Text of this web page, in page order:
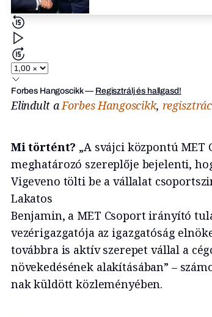
Forbes Hangoscikk— Regisztrálj és hallgasd!
Elindult a Forbes Hangoscikk,
Mi történt? „A svájci központú
meghatározó szereplője bejelenti,
Vigeveno tölti be a vállalat
Lakatos
Benjamin, a MET Csoport irányító
vezérigazgatója az igazgatóság
továbbra is aktív szerepet vállal a
növekedésének alakításában” –
nak küldött közleményében.